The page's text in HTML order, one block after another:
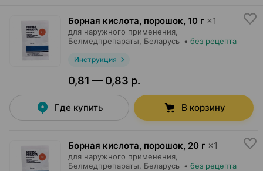
Борная кислота, порошок, 10 г ×1
для наружного применения,
Белмедпрепараты , Беларусь • без рецепта
Инструкция
0,81 — 0,83 р.
Где купить В корзину
Борная кислота, порошок, 20 г ×1
для наружного применения,
Белмедпрепараты , Беларусь • без рецепта